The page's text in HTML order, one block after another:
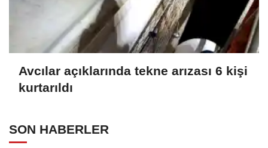
Avcılar açıklarında tekne arızası 6 kişi
kurtarıldı
SON HABERLER